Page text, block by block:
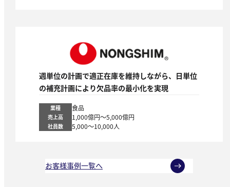
週単位の計画で適正在庫を維持しながら、日単位
の補充計画により欠品率の最小化を実現
業種 食品
売上高 1,000億円～5,000億円
社員数 5,000～10,000人
お客様事例一覧へ